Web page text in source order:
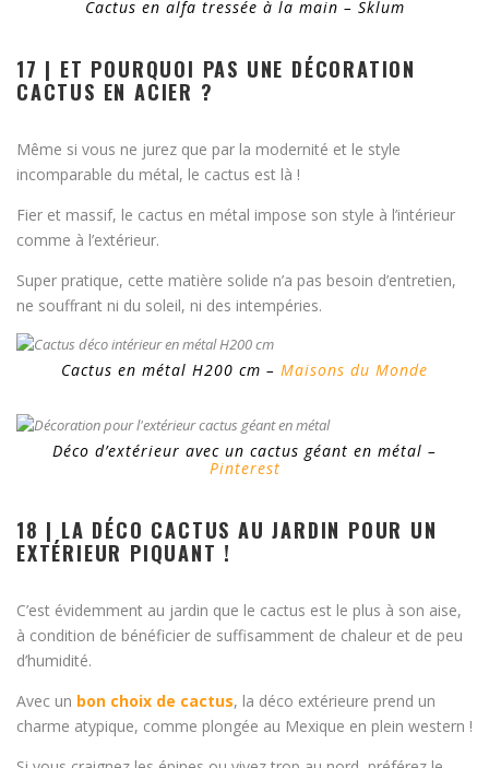
Cactus en alfa tressée à la main – Sklum
17 | ET POURQUOI PAS UNE DÉCORATION
CACTUS EN ACIER ?
Même si vous ne jurez que par la modernité et le style
incomparable du métal, le cactus est là !
Fier et massif, le cactus en métal impose son style à l’intérieur
comme à l’extérieur.
Super pratique, cette matière solide n’a pas besoin d’entretien,
ne souffrant ni du soleil, ni des intempéries.
Cactus en métal H200 cm – Maisons du Monde
Déco d’extérieur avec un cactus géant en métal –
Pinterest
18 | LA DÉCO CACTUS AU JARDIN POUR UN
EXTÉRIEUR PIQUANT !
C’est évidemment au jardin que le cactus est le plus à son aise,
à condition de bénéficier de suffisamment de chaleur et de peu
d’humidité.
Avec un bon choix de cactus, la déco extérieure prend un
charme atypique, comme plongée au Mexique en plein western !